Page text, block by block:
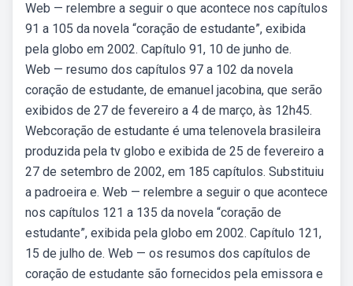
Web — relembre a seguir o que acontece nos capítulos
91 a 105 da novela “coração de estudante”, exibida
pela globo em 2002. Capítulo 91, 10 de junho de.
Web — resumo dos capítulos 97 a 102 da novela
coração de estudante, de emanuel jacobina, que serão
exibidos de 27 de fevereiro a 4 de março, às 12h45.
Webcoração de estudante é uma telenovela brasileira
produzida pela tv globo e exibida de 25 de fevereiro a
27 de setembro de 2002, em 185 capítulos. Substituiu
a padroeira e. Web — relembre a seguir o que acontece
nos capítulos 121 a 135 da novela “coração de
estudante”, exibida pela globo em 2002. Capítulo 121,
15 de julho de. Web — os resumos dos capítulos de
coração de estudante são fornecidos pela emissora e